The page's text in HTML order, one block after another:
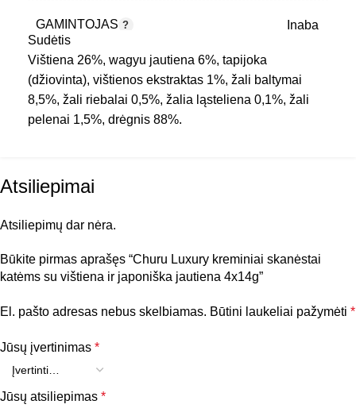
GAMINTOJAS Inaba
PREKINIS ŽENKLAS Churu
PRODUKTO
TIPAS
Sudėtis
Vištiena 26%, wagyu jautiena 6%, tapijoka
(džiovinta), vištienos ekstraktas 1%, žali baltymai
8,5%, žali riebalai 0,5%, žalia ląsteliena 0,1%, žali
pelenai 1,5%, drėgnis 88%.
Atsiliepimai
Atsiliepimų dar nėra.
Būkite pirmas aprašęs “Churu Luxury kreminiai skanėstai
katėms su vištiena ir japoniška jautiena 4x14g”
El. pašto adresas nebus skelbiamas. Būtini laukeliai pažymėti *
Jūsų įvertinimas *
Jūsų atsiliepimas *